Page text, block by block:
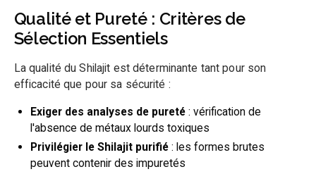
Qualité et Pureté : Critères de
Sélection Essentiels
La qualité du Shilajit est déterminante tant pour son
efficacité que pour sa sécurité :
Exiger des analyses de pureté : vérification de
l'absence de métaux lourds toxiques
Privilégier le Shilajit purifié : les formes brutes
peuvent contenir des impuretés